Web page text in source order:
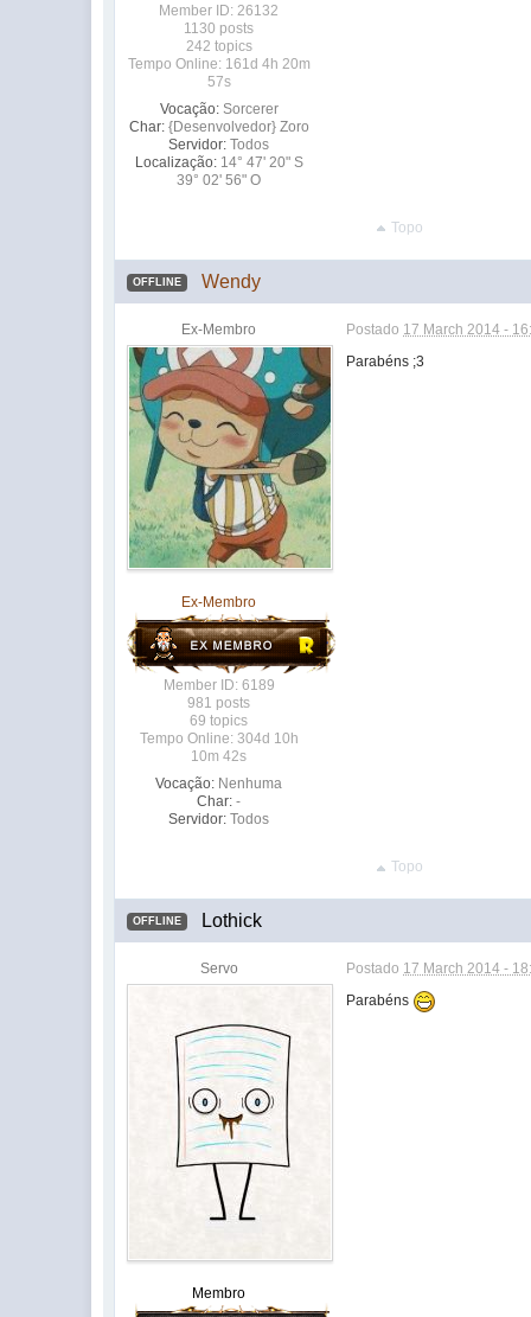
Member ID: 26132
1130 posts
242 topics
Tempo Online: 161d 4h 20m
57s
Vocação: Sorcerer
Char: {Desenvolvedor} Zoro
Servidor: Todos
Localização: 14° 47' 20" S
39° 02' 56" O
Topo
OFFLINE Wendy
Ex-Membro
Ex-Membro
Member ID: 6189
981 posts
69 topics
Tempo Online: 304d 10h
10m 42s
Vocação: Nenhuma
Char: -
Servidor: Todos
Postado 17 March 2014 -
Parabéns ;3
Topo
OFFLINE Lothick
Servo
Membro
Postado 17 March 2014 -
Parabéns